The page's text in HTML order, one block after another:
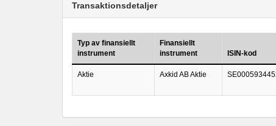
Transaktionsdetaljer
Typ av finansiellt
instrument
Finansiellt
instrument
ISIN-kod
Aktie Axkid AB Aktie